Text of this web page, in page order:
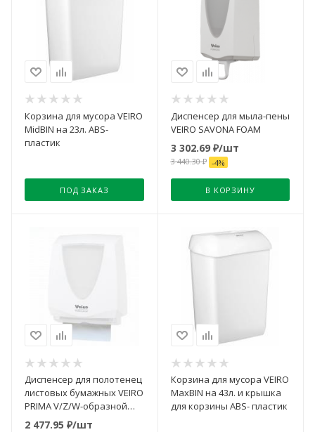
Корзина для мусора VEIRO
MidBIN на 23л. ABS-
пластик
ПОД ЗАКАЗ
Диспенсер для мыла-пены
VEIRO SAVONA FOAM
3 302.69₽/шт
3 440.30₽ -4%
В КОРЗИНУ
Диспенсер для полотенец
листовых бумажных VEIRO
PRIMA V/Z/W-образной
укладки
2 477.95 ₽/шт
Корзина для мусора VEIRO
MaxBIN на 43л. и крышка
для корзины ABS- пластик